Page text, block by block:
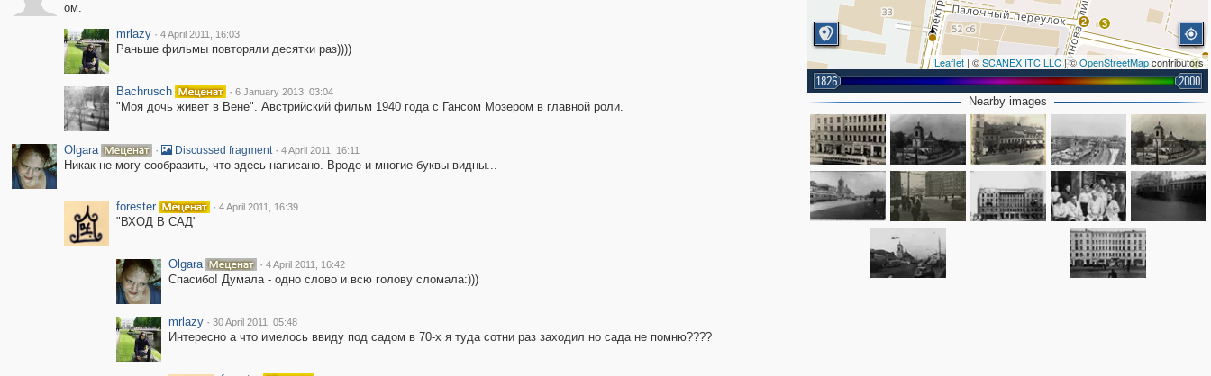
3
3
2
Leaflet | ©SCANEX ITC LLC| ©OpenStreetMapcontributors
1826 2000
Nearby images
ом.
mrlazy · 4 April 2011, 16:03
Раньше фильмы повторяли десятки раз))))
Bachrusch · 6 January 2013, 03:04
"Моя дочь живет в Вене". Австрийский фильм 1940 года с Гансом Мозером в главной роли.
Olgara · Discussed fragment · 4 April 2011, 16:11
Никак не могу сообразить, что здесь написано. Вроде и многие буквы видны...
forester · 4 April 2011, 16:39
"ВХОД В САД"
Olgara · 4 April 2011, 16:42
Спасибо! Думала - одно слово и всю голову сломала:)))
mrlazy · 30 April 2011, 05:48
Интересно а что имелось ввиду под садом в 70-х я туда сотни раз заходил но сада не помню????